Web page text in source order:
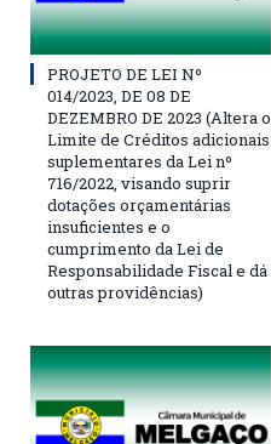
PROJETO DE LEI Nº
014/2023, DE 08 DE
DEZEMBRO DE 2023 (Altera o
Limite de Créditos adicionais
suplementares da Lei nº
716/2022, visando suprir
dotações orçamentárias
insuficientes e o
cumprimento da Lei de
Responsabilidade Fiscal e dá
outras providências)